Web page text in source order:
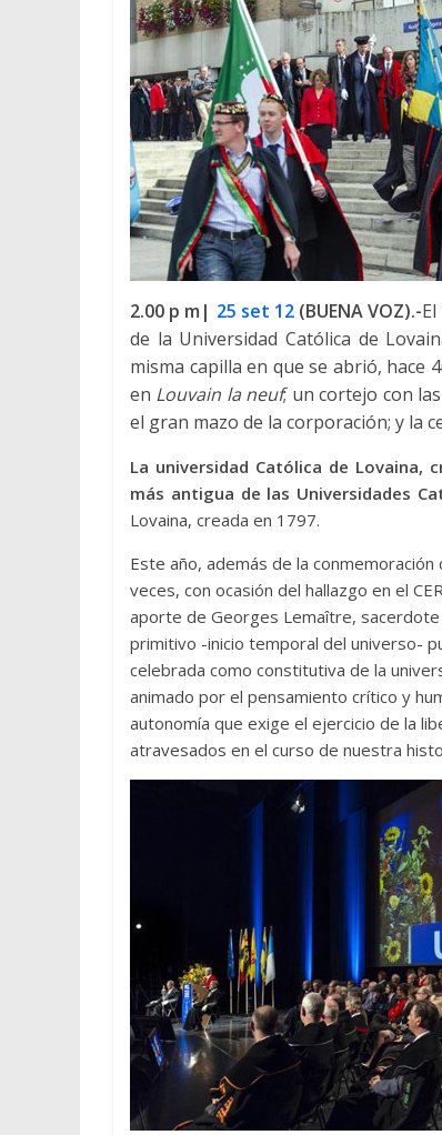
2.00 p m| 25 set 12(BUENA VOZ).-
de la Universidad Católica de
misma capilla en que se abrió, hace
en Louvain la neuf; un cortejo con
el gran mazo de la corporación; y la
La universidad Católica de Lovaina,
más antigua de las Universidades
Lovaina, creada en 1797.
Este año, además de la
veces, con ocasión del hallazgo en el
aporte de Georges Lemaître,
primitivo -inicio temporal del universo-
celebrada como constitutiva de la
animado por el pensamiento crítico y
autonomía que exige el ejercicio de la
atravesados en el curso de nuestra